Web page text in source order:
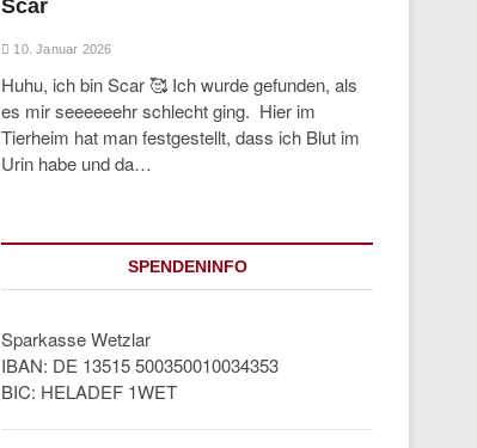
Scar
10. Januar 2026
Huhu, ich bin Scar 🥰 Ich wurde gefunden, als
es mir seeeeeehr schlecht ging. Hier im
Tierheim hat man festgestellt, dass ich Blut im
Urin habe und da…
SPENDENINFO
Sparkasse Wetzlar
IBAN: DE 13515 500350010034353
BIC: HELADEF 1WET